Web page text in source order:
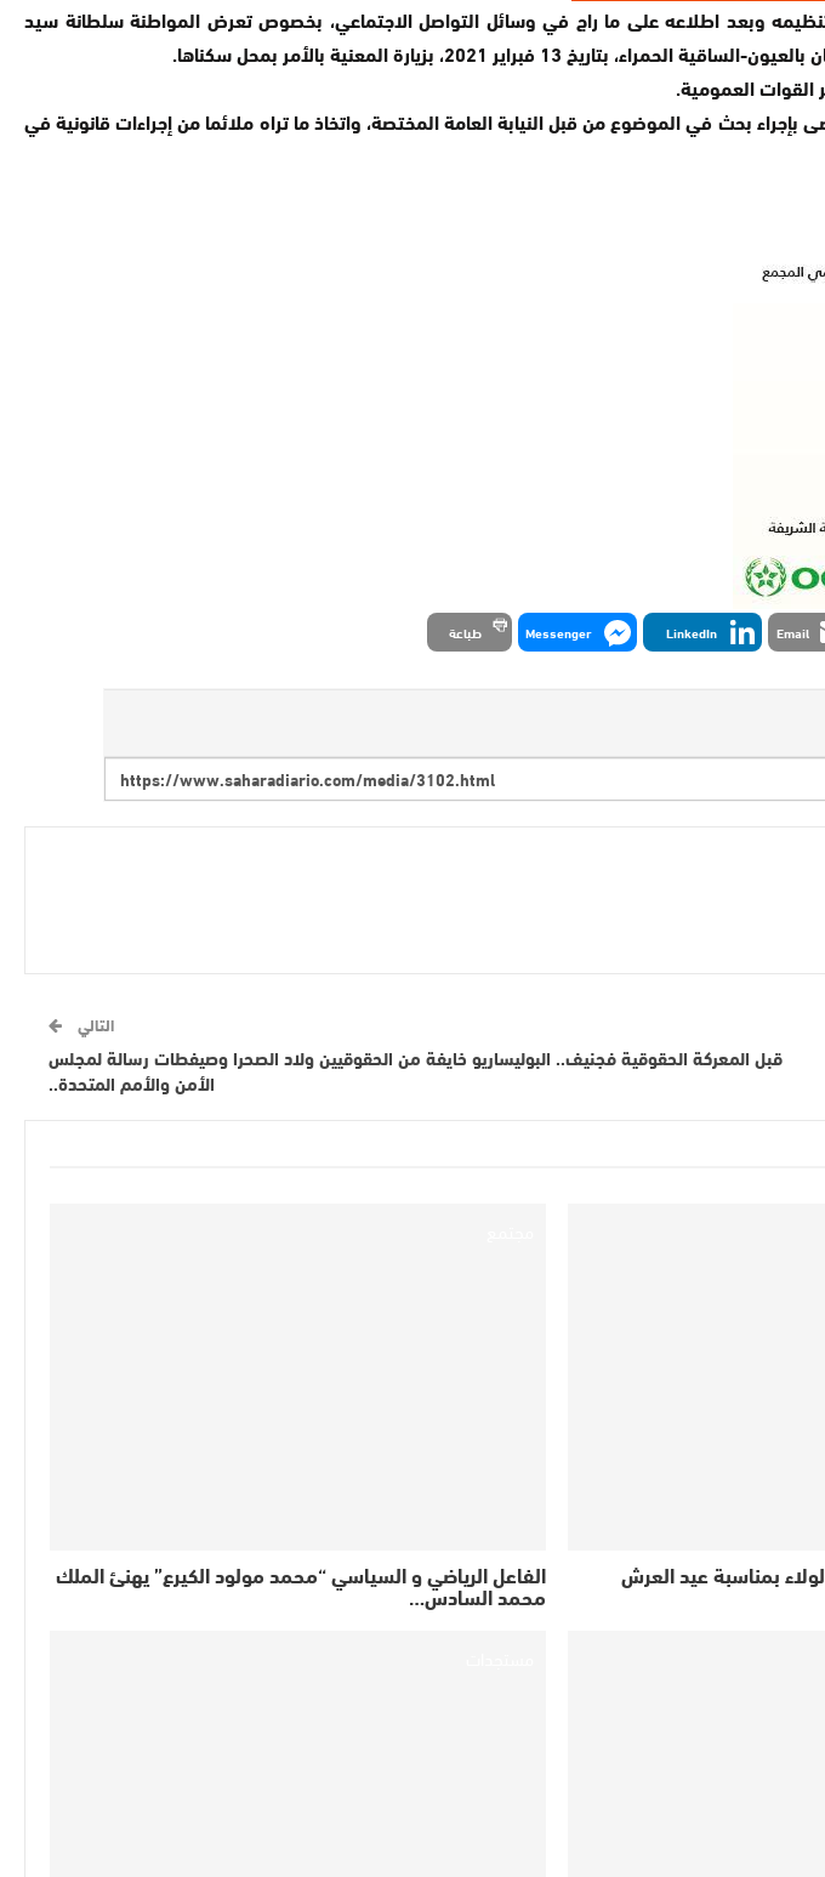
الإنسان، أنه عملا بمقتضيات القانون رقم 76.15 المتعلق بإعادة تنظيمه وبعد اطلاعه على ما راج في وسائل التواصل الاجتماعي، بخصوص تعرض المواطنة سلطانة سيد
2021، بزيارة المعنية بالأمر بمحل سكناها.
القوات العمومية.
بحث في الموضوع من قبل النيابة العامة المختصة، واتخاذ ما تراه ملائما من إجراءات قانونية في
Email
LinkedIn
Messenger طباعة
التالي
قبل المعركة الحقوقية فجنيف.. البوليساريو خايفة من الحقوقيين ولاد الصحرا وصيفطات رسالة لمجلس
الأمن والأمم المتحدة..
بمناسبة عيد العرش الفاعل الرياضي و السياسي “محمد مولود الكيرع” يهنئ الملك
محمد السادس…